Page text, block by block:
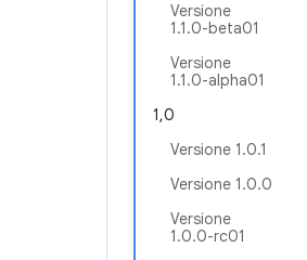
Versione
1.1.0-beta01
Versione
1.1.0-alpha01
1,0
Versione 1.0.1
Versione 1.0.0
Versione
1.0.0-rc01